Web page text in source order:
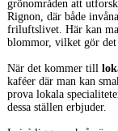
grönområden att
Rignon, där både
friluftslivet. Här kan
blommor, vilket gör
När det kommer till
kaféer där man kan
prova lokala
dessa ställen erbjuder.